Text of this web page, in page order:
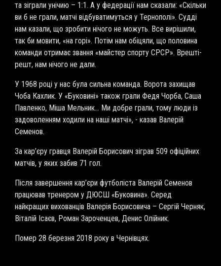
та зіграли унічию – 1:1. А у федерації нам сказали: «Скільки
ви б не грали, матчі відбуватимуться у Тернополі». Судді
нам казали, що зробити нічого не можуть. Все вирішили,
так би мовити, «на горі». Потім нам обіцяли, що половина
команди отримає звання «майстер спорту СРСР». Врешті-
решт, нам нічого не дали.
У 1968 році у нас була сильна команда. Ворота захищав
Чоба Кахлик. У «Буковині» також грали Федя Чорба, Саша
Павленко, Міша Мельник… Ми добре грали, тому люди із
задоволенням ходили на наші матчі», - казав Валерій
Семенов.
За кар’єру гравця Валерій Борисович зіграв 509 офіційних
матчів, у яких забив 71 гол.
Після завершення кар’єри футболіста Валерій Семенов
працював тренером у ДЮСШ «Буковина». Серед
найкращих вихованців Валерія Борисовича – Сергій Черняк,
Віталій Ісаєв, Роман Зароченцев, Денис Олійник.
Помер 28 березня 2018 року в Чернівцях.